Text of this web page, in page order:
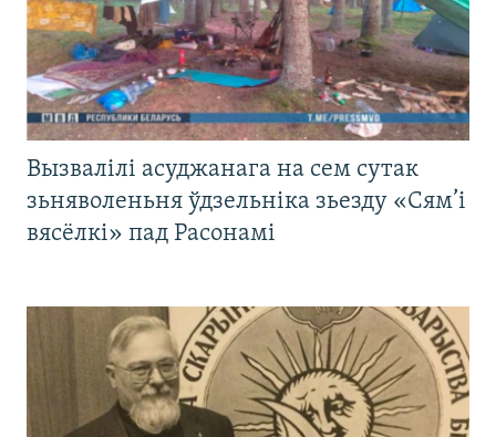
Вызвалілі асуджанага на сем сутак
зьняволеньня ўдзельніка зьезду «Сям’і
вясёлкі» пад Расонамі